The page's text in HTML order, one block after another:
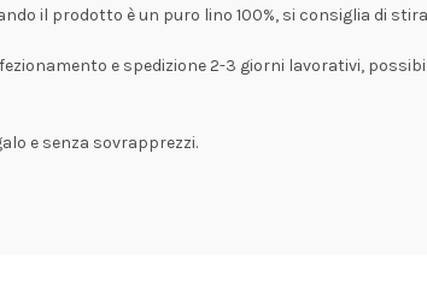
il prodotto è un puro lino 100%, si consiglia di
e spedizione 2-3 giorni lavorativi,
e senza sovrapprezzi.